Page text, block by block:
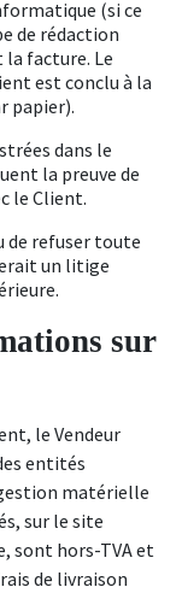
(si ce
de rédaction
la facture. Le
est conclu à la
papier).
dans le
la preuve de
le Client.
de refuser toute
un litige
sur
le Vendeur
entités
matérielle
sur le site
sont hors-TVA et
de livraison